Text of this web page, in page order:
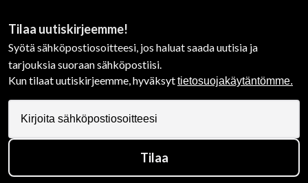
Tilaa uutiskirjeemme!
Syötä sähköpostiosoitteesi, jos haluat saada uutisia ja
tarjouksia suoraan sähköpostiisi.
Kun tilaat uutiskirjeemme, hyväksyttietosuojakäytäntömme.
Tilaa